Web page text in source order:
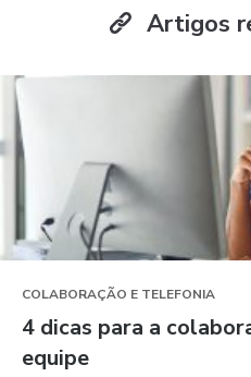
Artigos
COLABORAÇÃO E TELEFONIA
4 dicas para a
equipe